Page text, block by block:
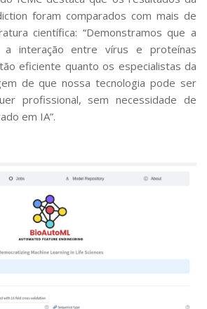
foram comparados com mais de
científica: “Demonstramos que a
a interação entre vírus e proteínas
eficiente quanto os especialistas da
de que nossa tecnologia pode ser
profissional, sem necessidade de
em IA”.